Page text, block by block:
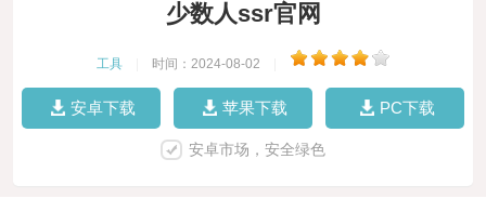
少数人ssr官网
工具 时间：2024-08-02
安卓下载 苹果下载 PC下载
安卓市场，安全绿色